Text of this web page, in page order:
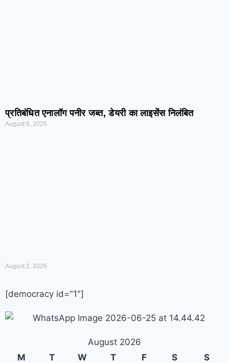
प्रतिबंधित एनालॉग पनीर जब्त, डेयरी का लाइसेंस निलंबित
August 6, 2026
August 2, 2026
[democracy id="1"]
August 2026
M
T W T F S
S